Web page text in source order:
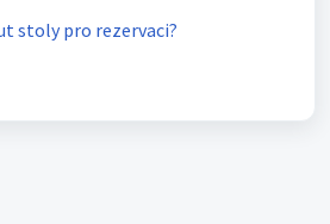
stoly pro rezervaci?